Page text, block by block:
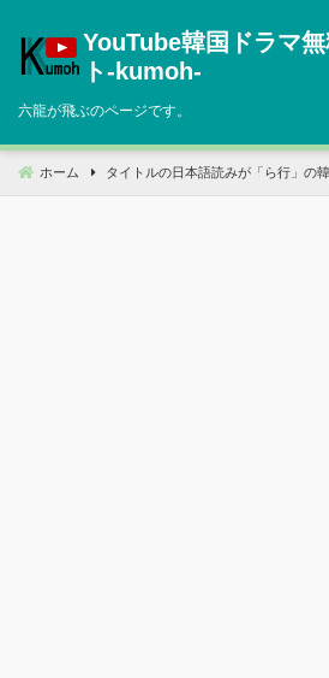
へ
動
YouTube韓国ドラマ
ト‐kumoh‐
六龍が飛ぶのページです。
ホーム タイトルの日本語読みが「ら行」の